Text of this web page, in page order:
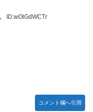
因に-6割超が「人生の敗
よ！！！
！！！」→炎上
想尽かした」売値は生産
エリア利用有料化すれば
ID:wOlGdWCTr
コメント欄へ引用